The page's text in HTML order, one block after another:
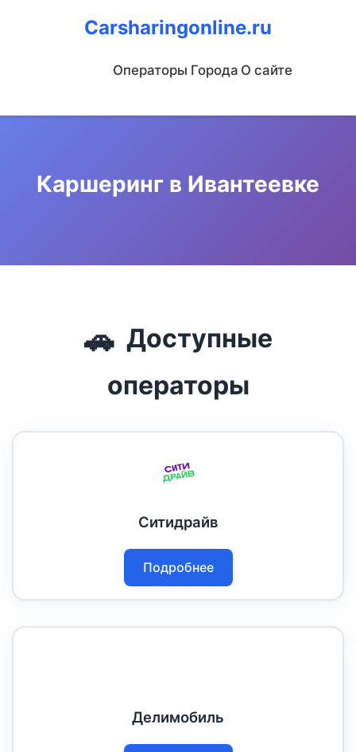
Carsharingonline.ru
Операторы Города О сайте
Каршеринг в Ивантеевке
🚗 Доступные
операторы
Ситидрайв
Подробнее
Делимобиль